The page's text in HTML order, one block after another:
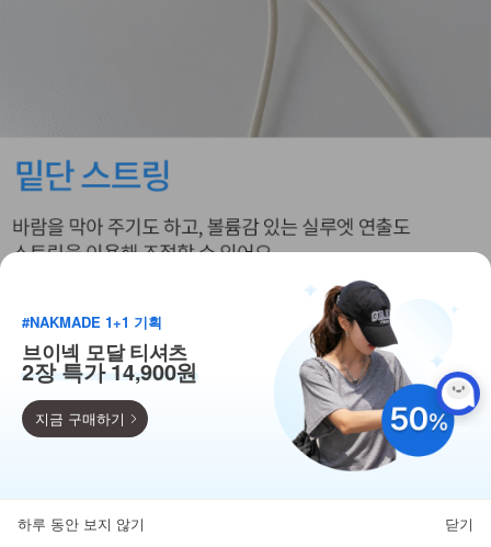
득템찬스
#NAKMADE 1+1 기획
브이넥 모달 티셔츠
2장 특가 14,900원
지금 구매하기
하루 동안 보지 않기 닫기
뒤로가기 카테고리 마이페이지